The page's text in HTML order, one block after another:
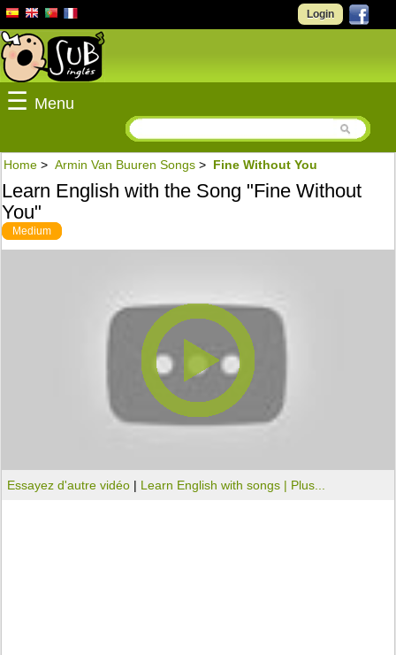
Login
☰ Menu
Home > Armin Van Buuren Songs > Fine Without You
Learn English with the Song "Fine Without
You"
Medium
Essayez d'autre vidéo | Learn English with songs | Plus...